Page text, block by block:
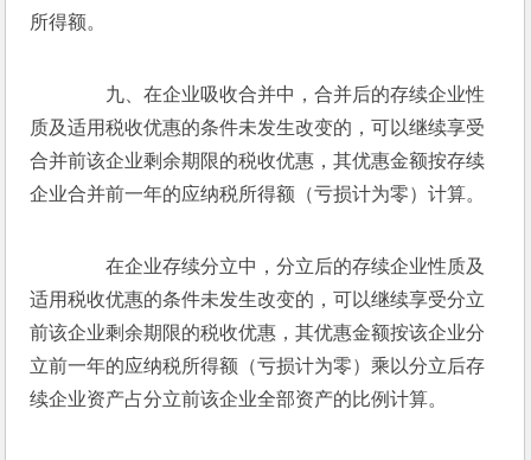
所得额。
九、在企业吸收合并中，合并后的存续企业性
质及适用税收优惠的条件未发生改变的，可以继续享受
合并前该企业剩余期限的税收优惠，其优惠金额按存续
企业合并前一年的应纳税所得额（亏损计为零）计算。
在企业存续分立中，分立后的存续企业性质及
适用税收优惠的条件未发生改变的，可以继续享受分立
前该企业剩余期限的税收优惠，其优惠金额按该企业分
立前一年的应纳税所得额（亏损计为零）乘以分立后存
续企业资产占分立前该企业全部资产的比例计算。